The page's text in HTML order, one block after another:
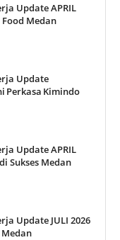
Update APRIL
Medan
Update
Perkasa Kimindo
Update APRIL
Sukses Medan
Update JULI 2026
Medan